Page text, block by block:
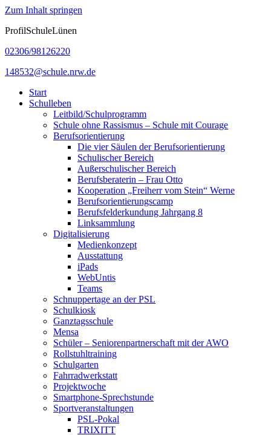
Zum Inhalt springen
ProfilSchuleLünen
02306/98126220
148532@schule.nrw.de
Start
Schulleben
Leitbild/Schulprogramm
Schule ohne Rassismus – Schule mit Courage
Berufsorientierung
Die vier Säulen der Berufsorientierung
Schulischer Bereich
Außerschulischer Bereich
Berufsberaterin – Frau Otto
Kooperation „Freiherr vom Stein“ Werne
Berufsorientierungscamp
Berufsfelderkundung Jahrgang 8
Linksammlung
Digitalisierung
Medienkonzept
Ausstattung
iPads
WebUntis
Teams
Schnuppertage an der PSL
Schulkiosk
Ganztagsschule
Mensa
Schüler – Seniorenpartnerschaft mit der AWO
Rollstuhltraining
Schulgarten
Fahrradwerkstatt
Projektwoche
Smartphone-Sprechstunde
Sportveranstaltungen
PSL-Pokal
TRIXITT